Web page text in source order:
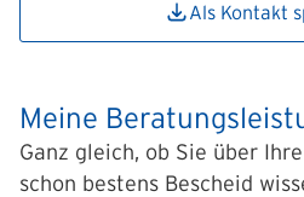
Als Kontakt
Meine
Ganz gleich, ob Sie über
schon bestens Bescheid